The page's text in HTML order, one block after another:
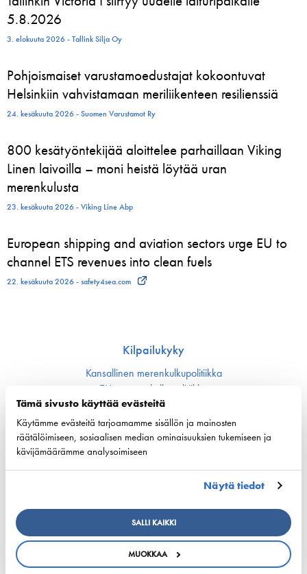
Tämä sivusto käyttää evästeitä
Käytämme evästeitä tarjoamamme sisällön ja mainosten
räätälöimiseen, sosiaalisen median ominaisuuksien tukemiseen ja
kävijämäärämme analysoimiseen
Näytä tiedot
SALLI KAIKKI
MUOKKAA
5.8.2026
3. elokuuta 2026 - Tallink Silja Oy
Pohjoismaiset varustamoedustajat kokoontuvat
Helsinkiin vahvistamaan meriliikenteen resilienssiä
24. kesäkuuta 2026 - Suomen Varustamot Ry
800 kesätyöntekijää aloittelee parhaillaan Viking
Linen laivoilla – moni heistä löytää uran
merenkulusta
23. kesäkuuta 2026 - Viking Line Abp
European shipping and aviation sectors urge EU to
channel ETS revenues into clean fuels
22. kesäkuuta 2026 - safety4sea.com
Kilpailukyky
Kansallinen merenkulku­politiikka
EU:n merenkulku­politiikka
Merenkulun avainluvut
Vastuullisuus
Varustamot panostavat uuteen teknologiaan ja
Turvallisuus
Työmarkkinat ja osaaminen